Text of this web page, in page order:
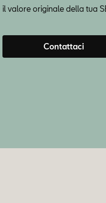
il valore originale della tua
Contattaci